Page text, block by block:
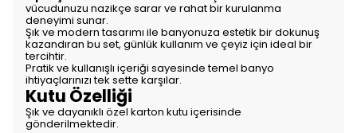
vücudunuzu nazikçe sarar ve rahat bir kurulanma
deneyimi sunar.
Şık ve modern tasarımı ile banyonuza estetik bir dokunuş
kazandıran bu set, günlük kullanım ve çeyiz için ideal bir
tercihtir.
Pratik ve kullanışlı içeriği sayesinde temel banyo
ihtiyaçlarınızı tek sette karşılar.
Kutu Özelliği
Şık ve dayanıklı özel karton kutu içerisinde
gönderilmektedir.